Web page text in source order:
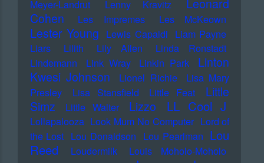
Meyer-Landrut
Lenny Kravitz
Leonard
Cohen
Les Impremes Les McKeown
Lester Young Lewis Capaldi Liam Payne
Liars
Lilith Lily Allen
Linda Ronstadt
Lindemann
Link Wray Linkin Park
Linton
Kwesi Johnson
Lionel Richie
Lisa Mary
Presley
Lisa Stansfield Little Feat
Little
Simz
Little Walter Lizzo LL Cool J
Lollapalooza Look Mum No Computer Lord of
the Lost Lou Donaldson Lou Pearlman Lou
Reed
Loudermilk
Louis Moholo-Moholo